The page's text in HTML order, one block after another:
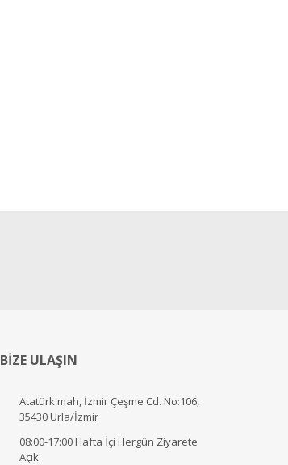
BİZE ULAŞIN
Atatürk mah, İzmir Çeşme Cd. No:106,
35430 Urla/İzmir
08:00-17:00 Hafta İçi Hergün Ziyarete
Açık